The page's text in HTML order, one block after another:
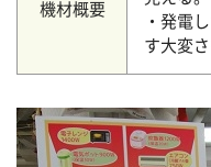
機材概要
・発電
す大変